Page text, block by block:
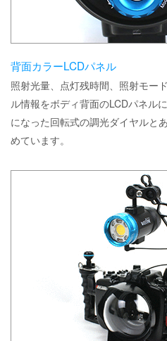
背面カラーLCDパネル
照射光量、点灯残時間、照射モー
ル情報をボディ背面のLCDパネル
になった回転式の調光ダイヤルと
めています。